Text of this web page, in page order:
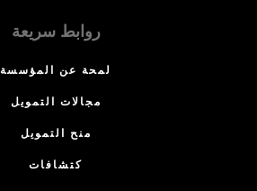
روابط سريعة
لمحة عن المؤسسة
مجالات التمويل
منح التمويل
كتشافات